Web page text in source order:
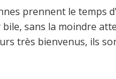
prennent le temps
sans la moindre
très bienvenus, ils